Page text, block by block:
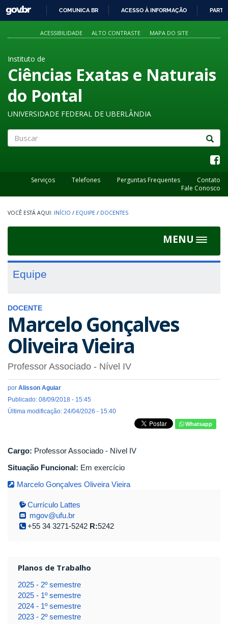
PARA
O
GOVBR
COMUNICA BR ACESSO À INFORMAÇÃO
ACESSIBILIDADE ALTO CONTRASTE MAPA DO SITE
Instituto de
Ciências Exatas e Naturais
do Pontal
UNIVERSIDADE FEDERAL DE UBERLÂNDIA
Serviços Telefones Perguntas Frequentes
Contato
Fale Conosco
INÍCIO / EQUIPE / DOCENTES
MENU
Toggle
Equipe
DOCENTE
Marcelo Gonçalves
Oliveira Vieira
Professor Associado - Nível IV
por Alisson Aguiar
Publicado: 08/09/2018 - 15:45
Última modificação: 24/04/2026 - 15:40
Whatsapp
Cargo: Professor Associado - Nível IV
Situação Funcional: Em exercício
Marcelo Gonçalves Oliveira Vieira
Currículo Lattes
mgov@ufu.br
+55 34 3271-5242 R:5242
Planos de Trabalho
2025 - 2º semestre
2025 - 1º semestre
2024 - 1º semestre
2023 - 2º semestre